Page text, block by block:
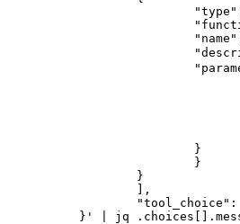
		}
		}
	}
	],
}' | jq